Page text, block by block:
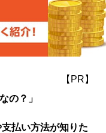
【PR】
の？」
払い方法が知りた